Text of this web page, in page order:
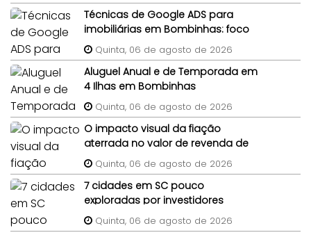
Técnicas de Google ADS para
imobiliárias em Bombinhas: foco
em imóveis de terceiros
Quinta, 06 de agosto de 2026
Aluguel Anual e de Temporada em
4 Ilhas em Bombinhas
Quinta, 06 de agosto de 2026
O impacto visual da fiação
aterrada no valor de revenda de
lotes em condomínios
Quinta, 06 de agosto de 2026
7 cidades em SC pouco
exploradas por investidores
imobiliários
Quinta, 06 de agosto de 2026